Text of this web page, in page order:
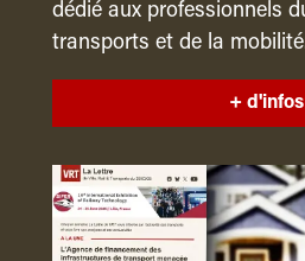
dédié aux professionnels
transports et de la
+ d'infos